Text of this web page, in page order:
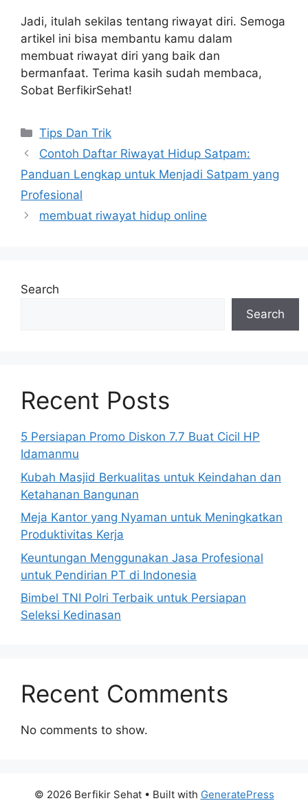
Jadi, itulah sekilas tentang riwayat diri. Semoga
artikel ini bisa membantu kamu dalam
membuat riwayat diri yang baik dan
bermanfaat. Terima kasih sudah membaca,
Sobat BerfikirSehat!
Categories
Tips Dan Trik
Contoh Daftar Riwayat Hidup Satpam:
Panduan Lengkap untuk Menjadi Satpam yang
Profesional
membuat riwayat hidup online
Search
Search
Recent Posts
5 Persiapan Promo Diskon 7.7 Buat Cicil HP
Idamanmu
Kubah Masjid Berkualitas untuk Keindahan dan
Ketahanan Bangunan
Meja Kantor yang Nyaman untuk Meningkatkan
Produktivitas Kerja
Keuntungan Menggunakan Jasa Profesional
untuk Pendirian PT di Indonesia
Bimbel TNI Polri Terbaik untuk Persiapan
Seleksi Kedinasan
Recent Comments
No comments to show.
© 2026 Berfikir Sehat• Built with GeneratePress